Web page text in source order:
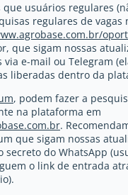
que usuários regulares
regulares de vagas
que sigam nossas
via e-mail ou Telegram
liberadas dentro da
, podem fazer a
na plataforma em
.
que sigam nossas
secreto do WhatsApp
o link de entrada